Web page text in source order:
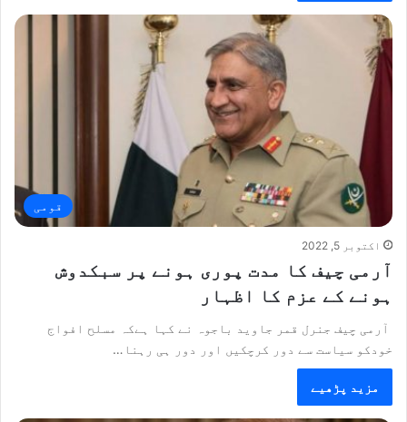
قومی
اکتوبر 5, 2022
آرمی چیف کا مدت پوری ہونے پر سبکدوش
ہونے کے عزم کا اظہار
آرمی چیف جنرل قمر جاوید باجوہ نے کہا ہےکہ مسلح افواج
خودکو سیاست سے دور کرچکیں اور دور ہی رہنا…
مزید پڑھیے